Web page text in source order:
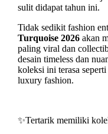
sulit didapat tahun ini.
Tidak sedikit fashion
Turquoise 2026akan
paling viral dan
desain timeless dan
koleksi ini terasa
luxury fashion.
✨Tertarik memiliki